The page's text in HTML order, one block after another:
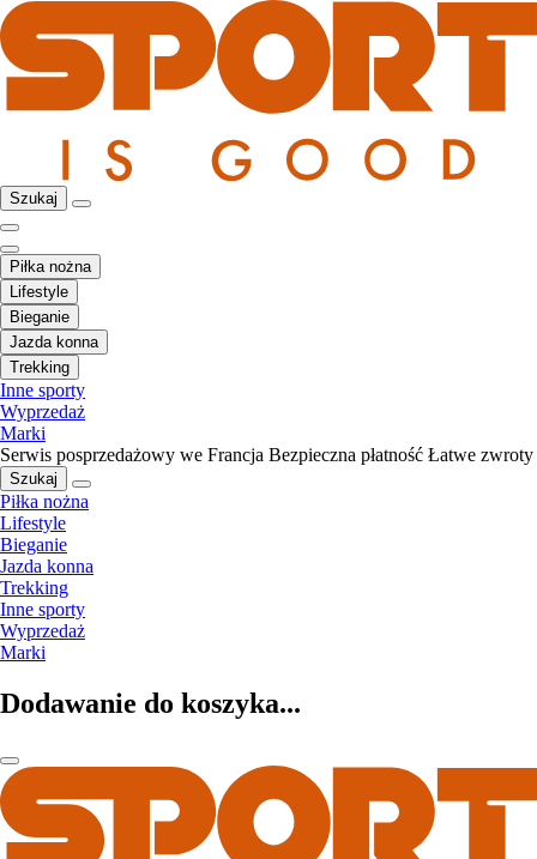
Szukaj
Piłka nożna
Lifestyle
Bieganie
Jazda konna
Trekking
Inne sporty
Wyprzedaż
Marki
Serwis posprzedażowy we Francja Bezpieczna płatność Łatwe zwroty
Szukaj
Piłka nożna
Lifestyle
Bieganie
Jazda konna
Trekking
Inne sporty
Wyprzedaż
Marki
Dodawanie do koszyka...